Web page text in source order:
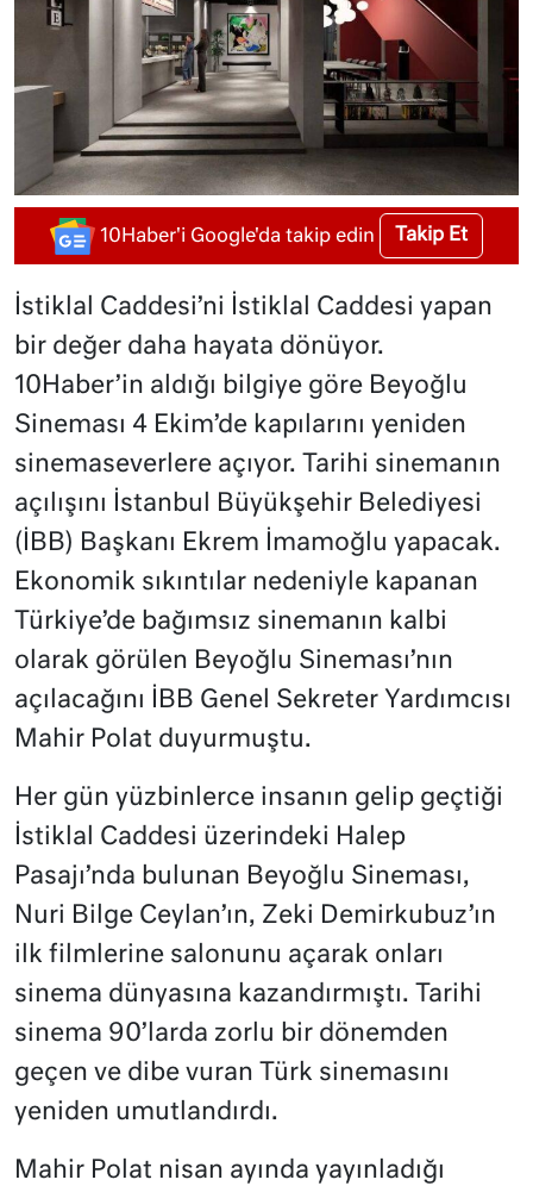
10Haber'i Google'da takip edin Takip Et
İstiklal Caddesi’ni İstiklal Caddesi yapan
bir değer daha hayata dönüyor.
10Haber’in aldığı bilgiye göre Beyoğlu
Sineması 4 Ekim’de kapılarını yeniden
sinemaseverlere açıyor. Tarihi sinemanın
açılışını İstanbul Büyükşehir Belediyesi
(İBB) Başkanı Ekrem İmamoğlu yapacak.
Ekonomik sıkıntılar nedeniyle kapanan
Türkiye’de bağımsız sinemanın kalbi
olarak görülen Beyoğlu Sineması’nın
açılacağını İBB Genel Sekreter Yardımcısı
Mahir Polat duyurmuştu.
Her gün yüzbinlerce insanın gelip geçtiği
İstiklal Caddesi üzerindeki Halep
Pasajı’nda bulunan Beyoğlu Sineması,
Nuri Bilge Ceylan’ın, Zeki Demirkubuz’ın
ilk filmlerine salonunu açarak onları
sinema dünyasına kazandırmıştı. Tarihi
sinema 90’larda zorlu bir dönemden
geçen ve dibe vuran Türk sinemasını
yeniden umutlandırdı.
Mahir Polat nisan ayında yayınladığı